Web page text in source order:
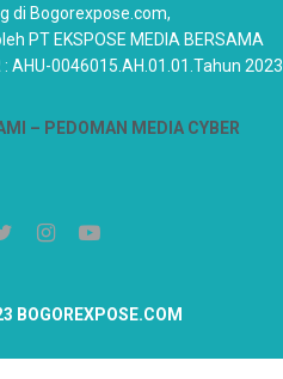
di Bogorexpose.com,
PT EKSPOSE MEDIA BERSAMA
AHU-0046015.AH.01.01.Tahun 2023
– PEDOMAN MEDIA CYBER
BOGOREXPOSE.COM